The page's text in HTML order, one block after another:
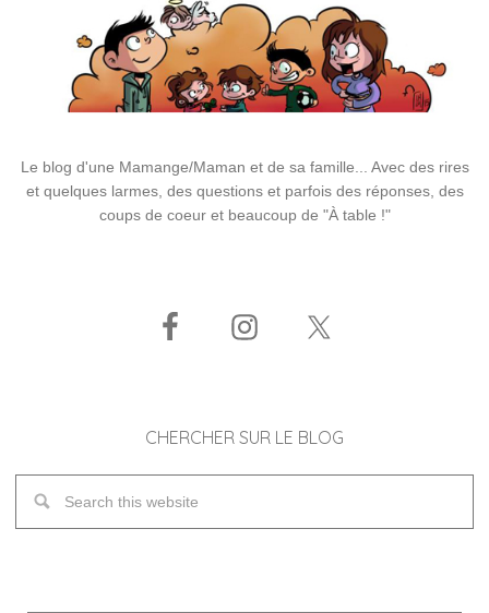
Le blog d'une Mamange/Maman et de sa famille... Avec des rires
et quelques larmes, des questions et parfois des réponses, des
coups de coeur et beaucoup de "À table !"
CHERCHER SUR LE BLOG